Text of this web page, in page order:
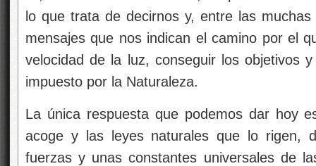
lo que trata de decirnos y, entre las
mensajes que nos indican el camino por el
velocidad de la luz, conseguir los objetivos
impuesto por la Naturaleza.
La única respuesta que podemos dar hoy
acoge y las leyes naturales que lo rigen,
fuerzas y unas constantes universales de